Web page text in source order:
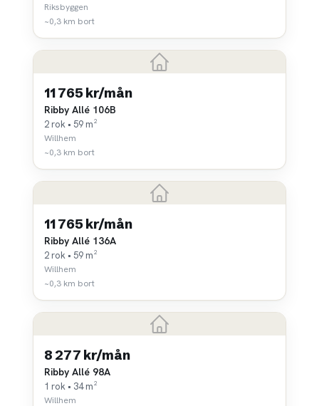
Riksbyggen
~0,3 km bort
11 765 kr/mån
Ribby Allé 106B
2 rok • 59 m²
Willhem
~0,3 km bort
11 765 kr/mån
Ribby Allé 136A
2 rok • 59 m²
Willhem
~0,3 km bort
8 277 kr/mån
Ribby Allé 98A
1 rok • 34 m²
Willhem